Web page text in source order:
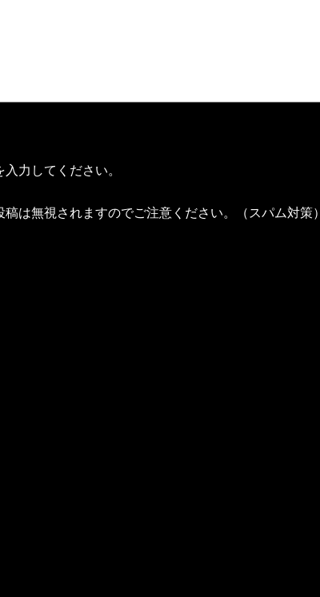
入力してください。
稿は無視されますのでご注意ください。（スパム対策）